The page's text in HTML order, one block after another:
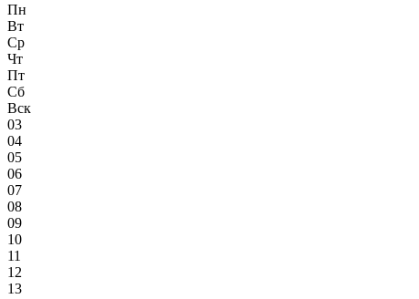
Пн
Вт
Ср
Чт
Пт
Сб
Вск
03
04
05
06
07
08
09
10
11
12
13